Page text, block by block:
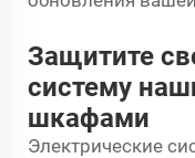
Защитите
систему
шкафами
Электрические